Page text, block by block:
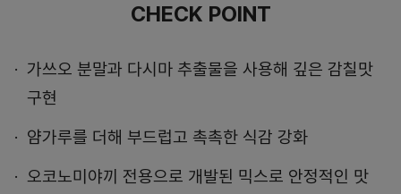
CHECK POINT
가쓰오 분말과 다시마 추출물을 사용해 깊은 감칠맛
구현
얌가루를 더해 부드럽고 촉촉한 식감 강화
오코노미야끼 전용으로 개발된 믹스로 안정적인 맛